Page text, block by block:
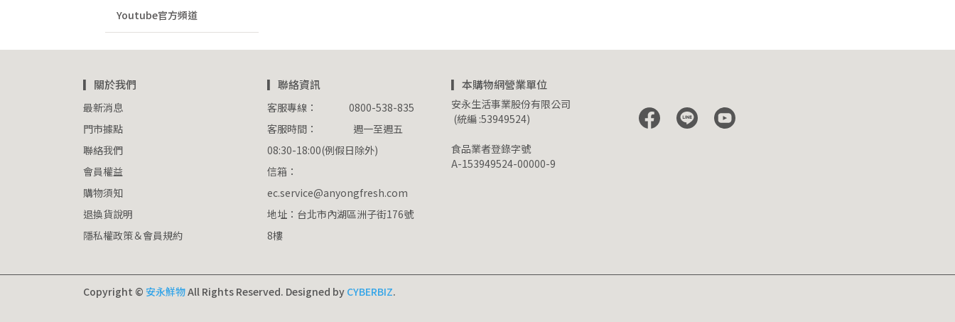
Youtube官方頻道
▎關於我們
最新消息
門市據點
聯絡我們
會員權益
購物須知
退換貨說明
隱私權政策＆會員規約
▎聯絡資訊
客服專線：               0800-538-835
客服時間：                 週一至週五
08:30-18:00(例假日除外)
信箱：
ec.service@anyongfresh.com
地址：台北市內湖區洲子街176號
8樓
▎本購物網營業單位
安永生活事業股份有限公司
(統編 :53949524)
食品業者登錄字號
A-153949524-00000-9
Copyright © 安永鮮物All Rights Reserved. Designed by CYBERBIZ.